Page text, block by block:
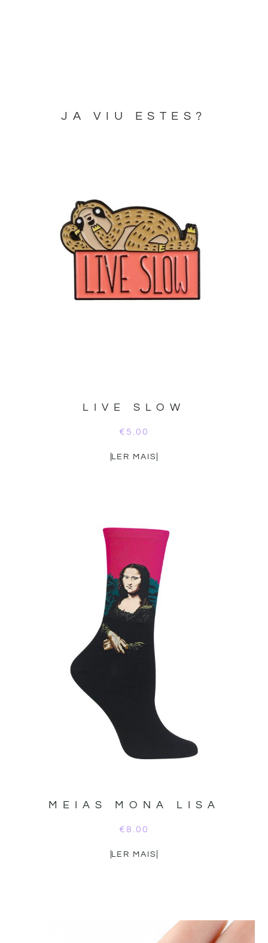
JA VIU ESTES?
LIVE SLOW
€ 5.00
LER MAIS
MEIAS MONA LISA
€8.00
LER MAIS